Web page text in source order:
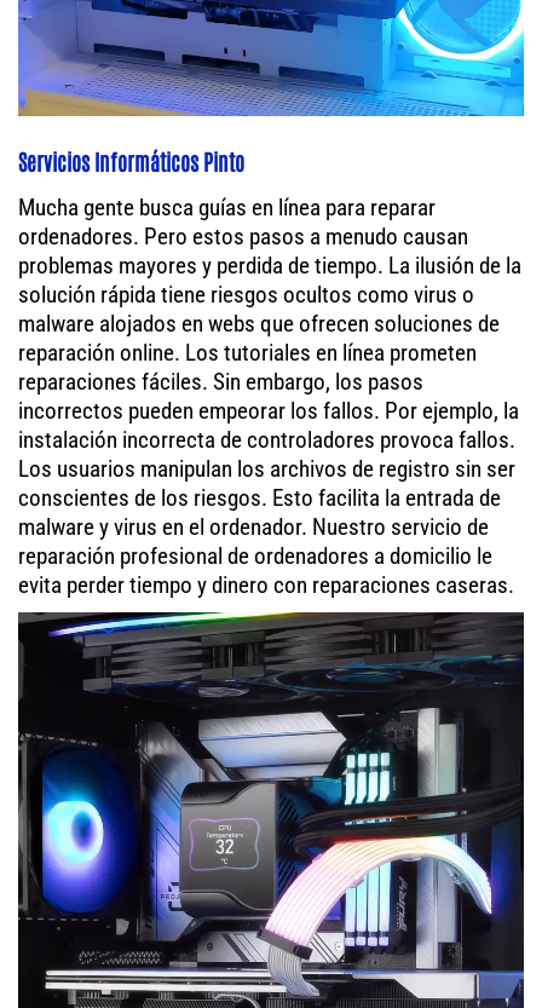
Servicios Informáticos Pinto
Mucha gente busca guías en línea para reparar
ordenadores. Pero estos pasos a menudo causan
problemas mayores y perdida de tiempo. La ilusión de la
solución rápida tiene riesgos ocultos como virus o
malware alojados en webs que ofrecen soluciones de
reparación online. Los tutoriales en línea prometen
reparaciones fáciles. Sin embargo, los pasos
incorrectos pueden empeorar los fallos. Por ejemplo, la
instalación incorrecta de controladores provoca fallos.
Los usuarios manipulan los archivos de registro sin ser
conscientes de los riesgos. Esto facilita la entrada de
malware y virus en el ordenador. Nuestro servicio de
reparación profesional de ordenadores a domicilio le
evita perder tiempo y dinero con reparaciones caseras.